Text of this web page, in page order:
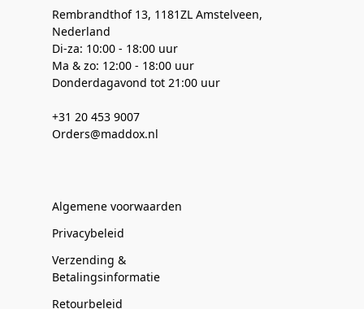
Rembrandthof 13, 1181ZL Amstelveen,
Nederland
Di-za: 10:00 - 18:00 uur
Ma & zo: 12:00 - 18:00 uur
Donderdagavond tot 21:00 uur
+31 20 453 9007
Orders@maddox.nl
Algemene voorwaarden
Privacybeleid
Verzending &
Betalingsinformatie
Retourbeleid